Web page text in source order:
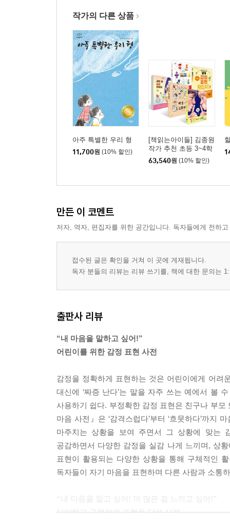
작가의 다른 상품
아주 특별한 우리 형
11,700원 (10% 할인)
[책읽는아이들] 김종원
작가 추천 초등 3~4학
년 세트
63,540원 (10% 할인)
만든 이 코멘트
저자, 역자, 편집자를 위한 공간입니다. 독자들에게 전하
접수된 글은 확인을 거쳐 이 곳에 게재됩니다.
독자 분들의 리뷰는 리뷰 쓰기를, 책에 대한 문의는
출판사 리뷰
“내 마음을 말하고 싶어!”
어린이를 위한 감정 표현 사전
감정을 정확하게 표현하는 것은 어린이에게 어려운
대신에 ‘짜증 난다’는 말을 자주 쓰는 예에서 볼
사용하기 쉽다. 부정확한 감정 표현은 친구나 부
마음 사전』은 ‘감격스럽다’부터 ‘흐뭇하다’까지
마주치는 상황을 보여 주면서 그 상황에 맞는
공감하면서 다양한 감정을 실감 나게 느끼며, 상
표현이 활용되는 다양한 상황을 통해 구체적인
독자들이 자기 마음을 표현하며 다른 사람과 소통
다양하고 구체적인 표현을 담은 사전